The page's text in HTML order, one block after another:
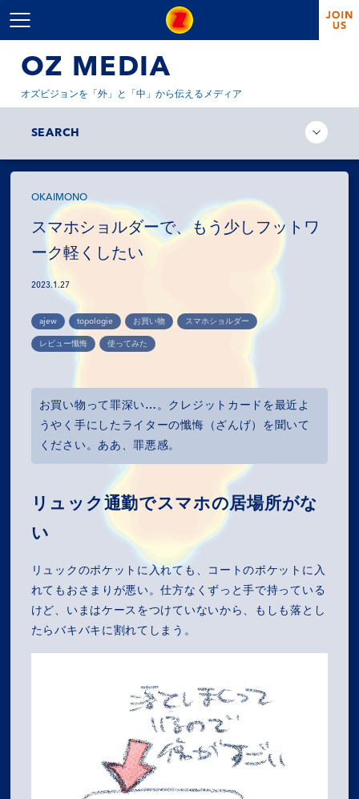
OZ MEDIA
オズビジョンを「外」と「中」から伝えるメディア
SEARCH
OKAIMONO
スマホショルダーで、もう少しフットワ
ーク軽くしたい
2023.1.27
ajew topologie お買い物 スマホショルダー
レビュー懺悔 使ってみた
お買い物って罪深い…。クレジットカードを最近よ
うやく手にしたライターの懺悔（ざんげ）を聞いて
ください。ああ、罪悪感。
リュック通勤でスマホの居場所がな
い
リュックのポケットに入れても、コートのポケットに入
れてもおさまりが悪い。仕方なくずっと手で持っている
けど、いまはケースをつけていないから、もしも落とし
たらバキバキに割れてしまう。